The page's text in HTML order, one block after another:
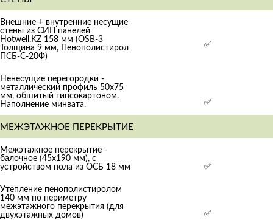
Внешние + внутренние несущие
стены из СИП панелей
Hotwell.KZ 158 мм (OSB-3
Толщина 9 мм, Пенополистирол
ПСБ-С-20Ф)
✅
Ненесущие перегородки -
металлический профиль 50х75
мм, обшитый гипсокартоном.
Наполнение минвата.
✅
МЕЖЭТАЖНОЕ ПЕРЕКРЫТИЕ
Межэтажное перекрытие -
балочное (45x190 мм), с
устройством пола из ОСБ 18 мм
✅
Утепление пенополистиролом
140 мм по периметру
межэтажного перекрытия (для
двухэтажных домов)
✅